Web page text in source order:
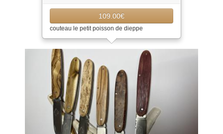
109.00€
couteau le petit poisson de dieppe